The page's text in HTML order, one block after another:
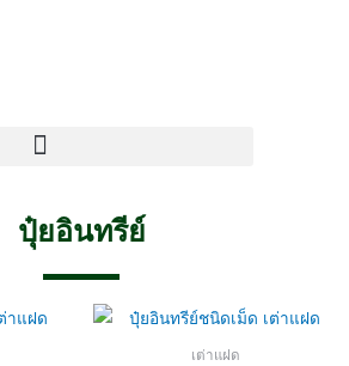
ปุ๋ยอินทรีย์
เต่าแฝด